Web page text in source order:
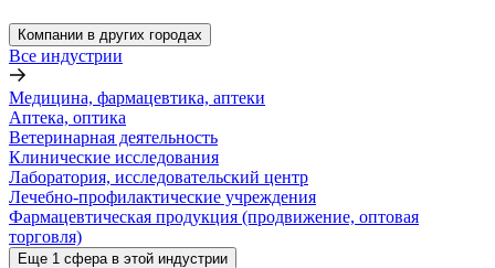
Компании в других городах
Все индустрии
Медицина, фармацевтика, аптеки
Аптека, оптика
Ветеринарная деятельность
Клинические исследования
Лаборатория, исследовательский центр
Лечебно-профилактические учреждения
Фармацевтическая продукция (продвижение, оптовая
торговля)
Еще 1 сфера в этой индустрии